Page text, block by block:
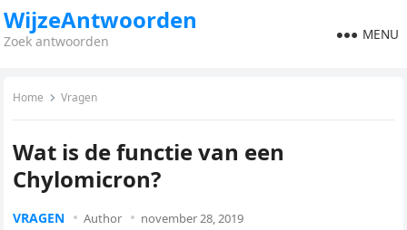
WijzeAntwoorden
Zoek antwoorden MENU
Home Vragen
Wat is de functie van een
Chylomicron?
VRAGEN Author november 28, 2019